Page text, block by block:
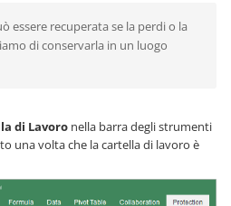
essere recuperata se la perdi o la
di conservarla in un luogo
di Lavoro nella barra degli strumenti
una volta che la cartella di lavoro è